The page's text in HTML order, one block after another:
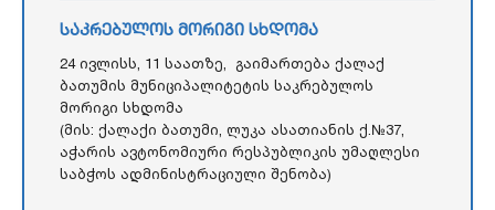
საკრებულოს მორიგი სხდომა
24 ივლისს, 11 საათზე, გაიმართება ქალაქ
ბათუმის მუნიციპალიტეტის საკრებულოს
მორიგი სხდომა
(მის: ქალაქი ბათუმი, ლუკა ასათიანის ქ.№37,
აჭარის ავტონომიური რესპუბლიკის უმაღლესი
საბჭოს ადმინისტრაციული შენობა)